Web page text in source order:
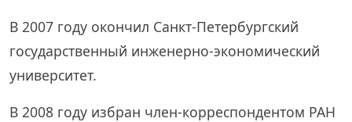
В 2007 году окончил Санкт-Петербургский
государственный инженерно-экономический
университет.
В 2008 году избран член-корреспондентом РАН